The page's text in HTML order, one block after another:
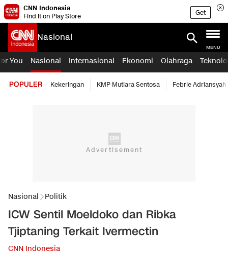
CNN Indonesia
Find it on Play Store
Get
Nasional
MENU
You Nasional Internasional Ekonomi Olahraga
POPULER Kekeringan KMP Mutiara Sentosa Febrie Adriansyah
Nasional Politik
ICW Sentil Moeldoko dan Ribka
Tjiptaning Terkait Ivermectin
CNN Indonesia